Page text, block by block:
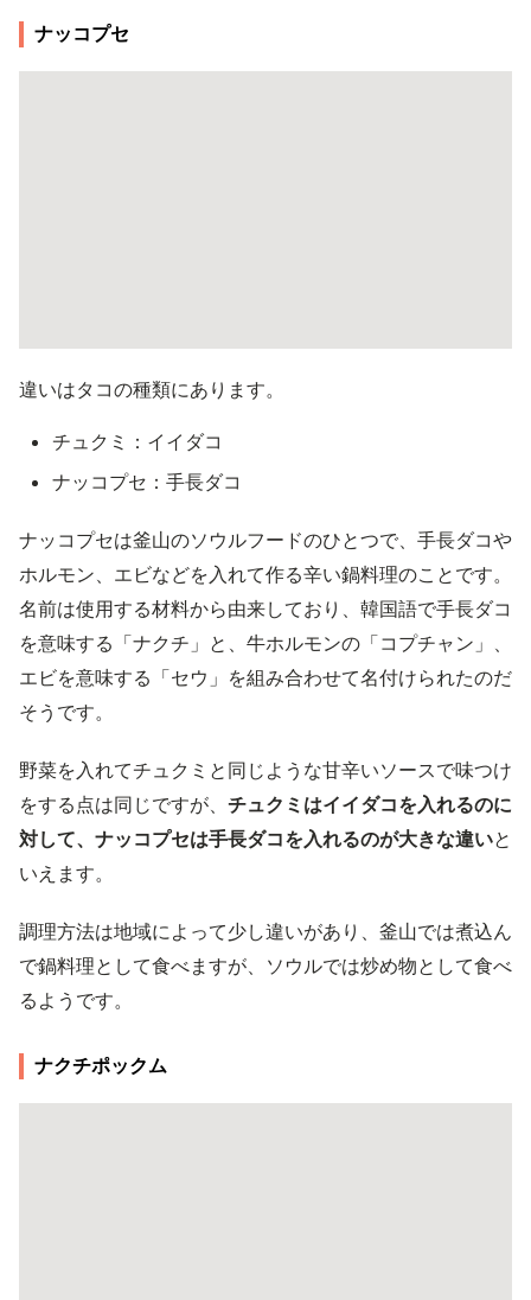
ナッコプセ
違いはタコの種類にあります。
チュクミ：イイダコ
ナッコプセ：手長ダコ
ナッコプセは釜山のソウルフードのひとつで、手長ダコや
ホルモン、エビなどを入れて作る辛い鍋料理のことです。
名前は使用する材料から由来しており、韓国語で手長ダコ
を意味する「ナクチ」と、牛ホルモンの「コプチャン」、
エビを意味する「セウ」を組み合わせて名付けられたのだ
そうです。
野菜を入れてチュクミと同じような甘辛いソースで味つけ
をする点は同じですが、 チュクミはイイダコを入れるのに
対して、ナッコプセは手長ダコを入れるのが大きな違いと
いえます。
調理方法は地域によって少し違いがあり、釜山では煮込ん
で鍋料理として食べますが、ソウルでは炒め物として食べ
るようです。
ナクチポックム